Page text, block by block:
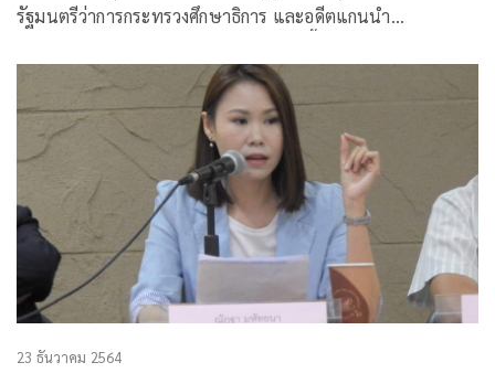
รัฐมนตรีว่าการกระทรวงศึกษาธิการ และอดีตแกนนำ
23 ธันวาคม 2564